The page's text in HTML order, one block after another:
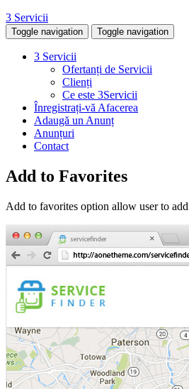
3 Servicii
Toggle navigation Toggle navigation
3 Servicii
Ofertanți de Servicii
Clienți
Ce este 3Servicii
Înregistrați-vă Afacerea
Adaugă un Anunț
Anunțuri
Contact
Add to Favorites
Add to favorites option allow user to